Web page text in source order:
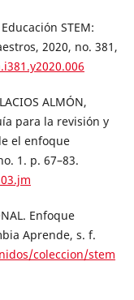
STEM:
2020, no. 381,
ALMÓN,
para la revisión y
el enfoque
1. p. 67–83.
Enfoque
Aprende, s. f.
coleccion/stem